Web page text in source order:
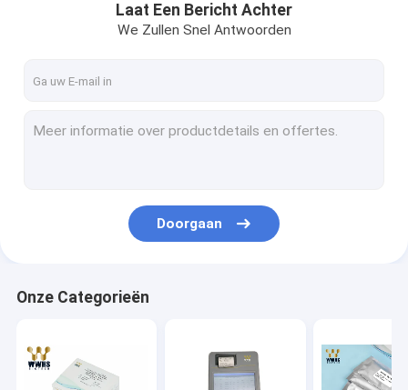
Laat Een Bericht Achter
We Zullen Snel Antwoorden
Doorgaan
Onze Categorieën